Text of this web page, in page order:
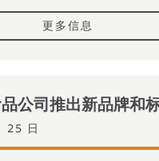
更多信息
公司推出新品牌和
25 日